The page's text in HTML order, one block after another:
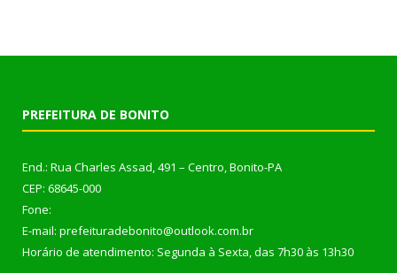
PREFEITURA DE BONITO
End.: Rua Charles Assad, 491 – Centro, Bonito-PA
CEP: 68645-000
Fone:
E-mail: prefeituradebonito@outlook.com.br
Horário de atendimento: Segunda à Sexta, das 7h30 às 13h30